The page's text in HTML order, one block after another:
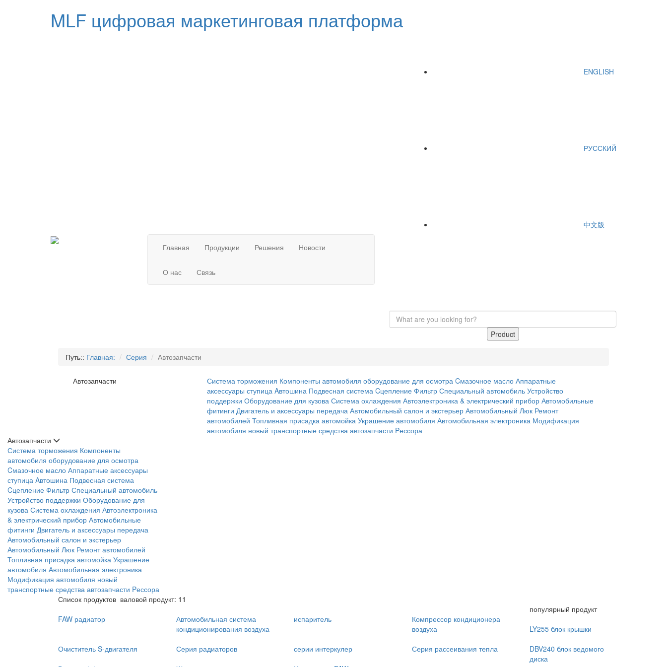
MLF цифровая маркетинговая платформа
ENGLISH
РУССКИЙ
中文版
Главная Продукции Решения Новости
О нас Связь
Product
Путь:: Главная: Серия Автозапчасти
Автозапчасти Система торможения Компоненты автомобиля оборудование для осмотра Cмазочное масло Аппаратные
аксессуары ступица Aвтошина Подвесная система Cцепление Фильтр Специальный автомобиль Устройство
поддержки Оборудование для кузова Система охлаждения Автоэлектроника & электрический прибор Автомобильные
фитинги Двигатель и аксессуары передача Автомобильный салон и экстерьер Автомобильный Люк Ремонт
автомобилей Топливная присадка автомойка Украшение автомобиля Автомобильная электроника Модификация
автомобиля новый транспортные средства автозапчасти Pессора
Автозапчасти
Система торможения Компоненты
автомобиля оборудование для осмотра
Cмазочное масло Аппаратные аксессуары
ступица Aвтошина Подвесная система
Cцепление Фильтр Специальный автомобиль
Устройство поддержки Оборудование для
кузова Система охлаждения Автоэлектроника
& электрический прибор Автомобильные
фитинги Двигатель и аксессуары передача
Автомобильный салон и экстерьер
Автомобильный Люк Ремонт автомобилей
Топливная присадка автомойка Украшение
автомобиля Автомобильная электроника
Модификация автомобиля новый
транспортные средства автозапчасти Pессора
Список продуктов валовой продукт: 11
FAW радиатор
Автомобильная система
кондиционирования воздуха
испаритель
Компрессор кондиционера
воздуха
Очиститель S-двигателя
Серия радиаторов серии интеркулер
Серия рассеивания тепла
популярный продукт
LY255 блок крышки
DBV240 блок ведомого
диска